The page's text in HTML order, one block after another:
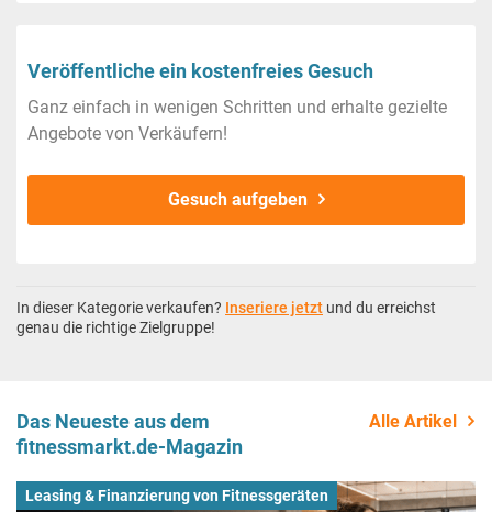
Veröffentliche ein kostenfreies Gesuch
Ganz einfach in wenigen Schritten und erhalte gezielte
Angebote von Verkäufern!
Gesuch aufgeben
In dieser Kategorie verkaufen? Inseriere jetzt und du erreichst
genau die richtige Zielgruppe!
Das Neueste aus dem
fitnessmarkt.de-Magazin
Alle Artikel
Leasing & Finanzierung von Fitnessgeräten